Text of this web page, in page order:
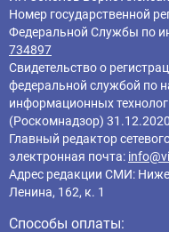
Номер государственной
Федеральной Службы по
734897
Свидетельство о
федеральной службой по
информационных
(Роскомнадзор) 31.12.2020
Главный редактор
электронная почта:
Адрес редакции СМИ:
Ленина, 162, к. 1
Способы оплаты: